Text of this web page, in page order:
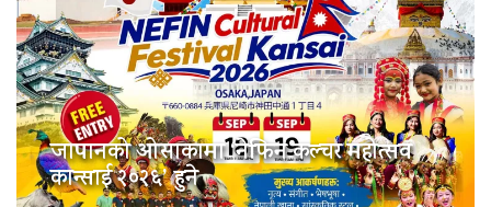
जापानको ओसाकामा ‘नेफिन कल्चर महोत्सव
कान्साई २०२६’ हुने